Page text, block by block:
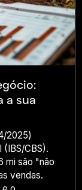
a sua
2025)
(IBS/CBS).
mi são "não
vendas.